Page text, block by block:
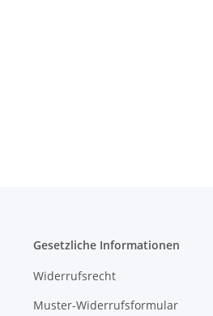
Gesetzliche Informationen
Widerrufsrecht
Muster-Widerrufsformular